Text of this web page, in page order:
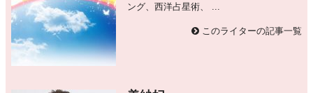
ング、西洋占星術、 ...
このライターの記事一覧